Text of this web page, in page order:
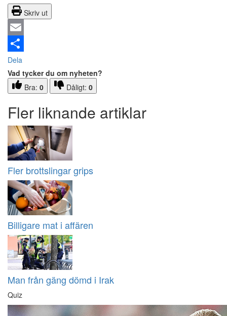
Skriv ut
Email
Dela
Vad tycker du om nyheten?
Bra: 0 Dåligt: 0
Fler liknande artiklar
Fler brottslingar grips
Billigare mat i affären
Man från gäng dömd i Irak
Quiz